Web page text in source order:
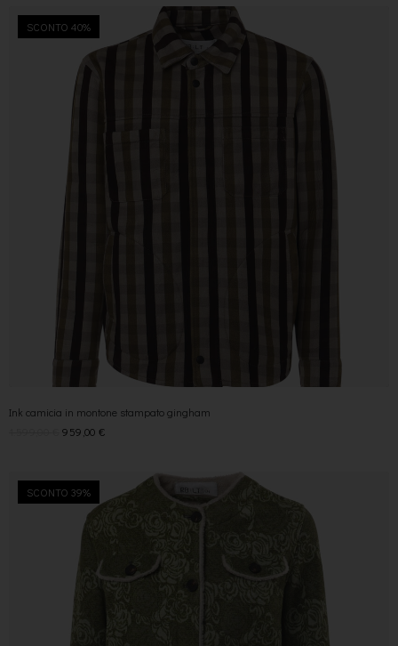
SCONTO 40%
Ink camicia in montone stampato gingham
959,00€
SCONTO 39%